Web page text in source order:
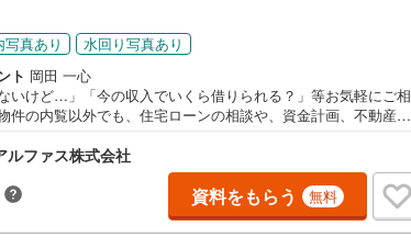
写真あり
水回り写真あり
ト 岡田 一心
いけど…」「今の収入でいくら借りられる？」等お気軽にご相
件の内覧以外でも、住宅ローンの相談や、資金計画、不動産購
ルファス株式会社
資料をもらう 無料